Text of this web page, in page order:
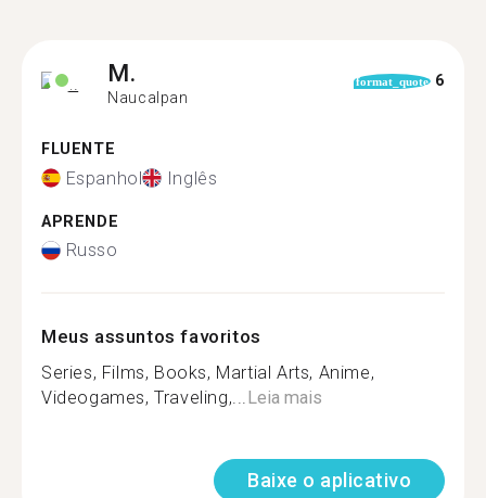
M.
Naucalpan
format_quote 6
FLUENTE
Espanhol Inglês
APRENDE
Russo
Meus assuntos favoritos
Series, Films, Books, Martial Arts, Anime,
Videogames, Traveling,...Leia mais
Baixe o aplicativo